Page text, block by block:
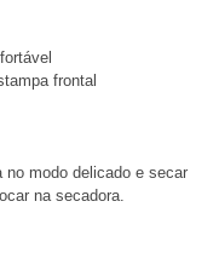
frontal
no modo delicado e secar
na secadora.